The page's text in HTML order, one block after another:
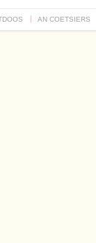
AN COETSIERS